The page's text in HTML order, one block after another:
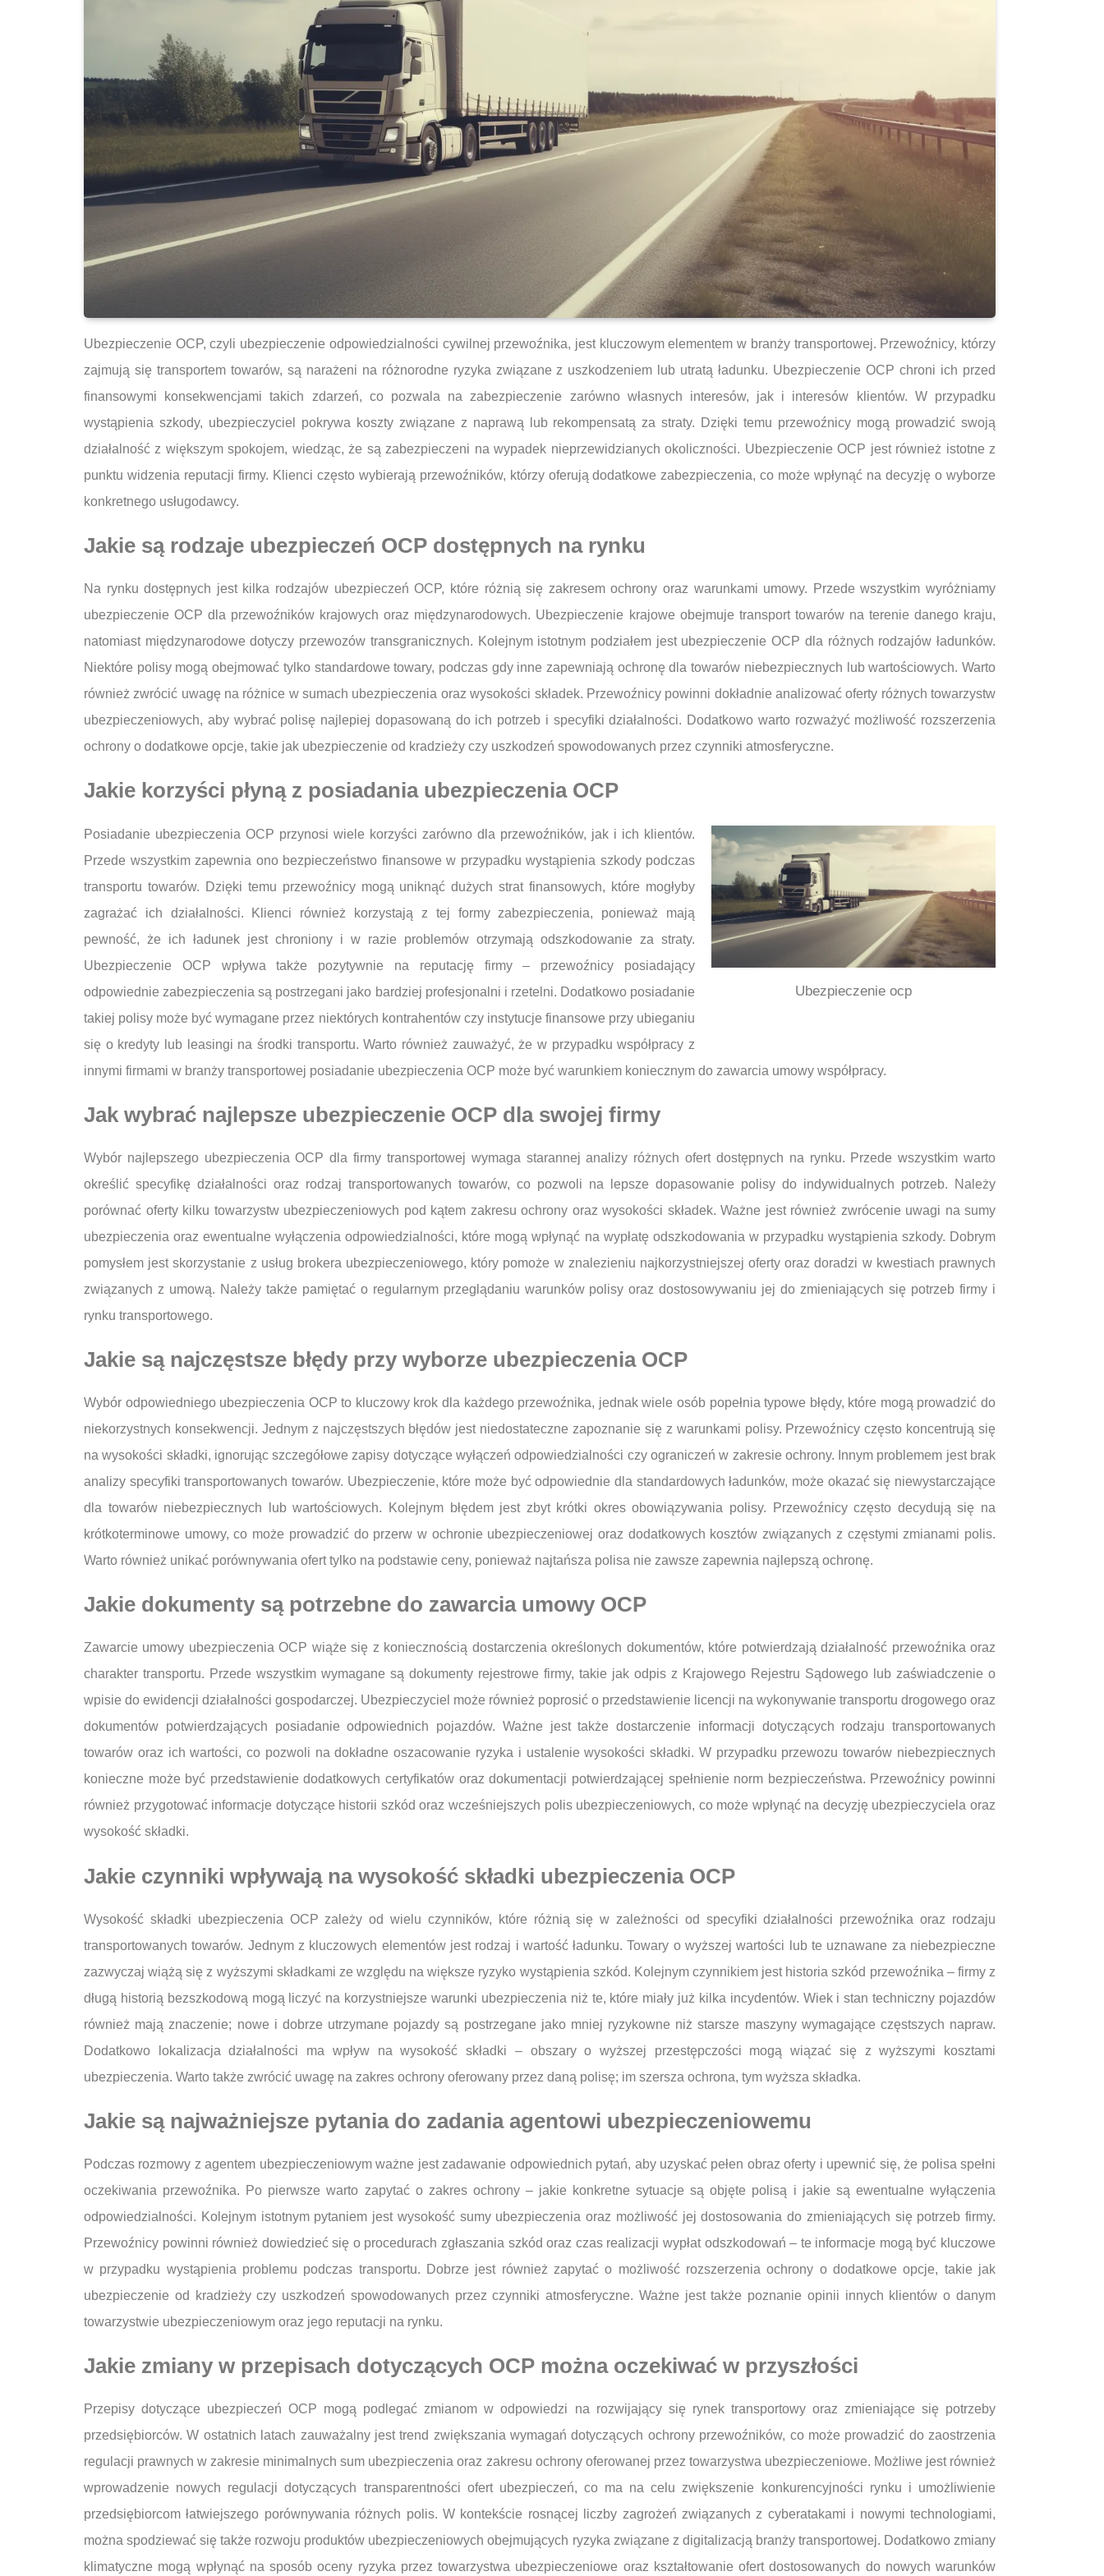
Ubezpieczenie OCP, czyli ubezpieczenie odpowiedzialności cywilnej przewoźnika, jest kluczowym elementem w branży transportowej. Przewoźnicy, którzy
zajmują się transportem towarów, są narażeni na różnorodne ryzyka związane z uszkodzeniem lub utratą ładunku. Ubezpieczenie OCP chroni ich przed
finansowymi konsekwencjami takich zdarzeń, co pozwala na zabezpieczenie zarówno własnych interesów, jak i interesów klientów. W przypadku
wystąpienia szkody, ubezpieczyciel pokrywa koszty związane z naprawą lub rekompensatą za straty. Dzięki temu przewoźnicy mogą prowadzić swoją
działalność z większym spokojem, wiedząc, że są zabezpieczeni na wypadek nieprzewidzianych okoliczności. Ubezpieczenie OCP jest również istotne z
punktu widzenia reputacji firmy. Klienci często wybierają przewoźników, którzy oferują dodatkowe zabezpieczenia, co może wpłynąć na decyzję o wyborze
konkretnego usługodawcy.
Jakie są rodzaje ubezpieczeń OCP dostępnych na rynku
Na rynku dostępnych jest kilka rodzajów ubezpieczeń OCP, które różnią się zakresem ochrony oraz warunkami umowy. Przede wszystkim wyróżniamy
ubezpieczenie OCP dla przewoźników krajowych oraz międzynarodowych. Ubezpieczenie krajowe obejmuje transport towarów na terenie danego kraju,
natomiast międzynarodowe dotyczy przewozów transgranicznych. Kolejnym istotnym podziałem jest ubezpieczenie OCP dla różnych rodzajów ładunków.
Niektóre polisy mogą obejmować tylko standardowe towary, podczas gdy inne zapewniają ochronę dla towarów niebezpiecznych lub wartościowych. Warto
również zwrócić uwagę na różnice w sumach ubezpieczenia oraz wysokości składek. Przewoźnicy powinni dokładnie analizować oferty różnych towarzystw
ubezpieczeniowych, aby wybrać polisę najlepiej dopasowaną do ich potrzeb i specyfiki działalności. Dodatkowo warto rozważyć możliwość rozszerzenia
ochrony o dodatkowe opcje, takie jak ubezpieczenie od kradzieży czy uszkodzeń spowodowanych przez czynniki atmosferyczne.
Jakie korzyści płyną z posiadania ubezpieczenia OCP
Ubezpieczenie ocp
Posiadanie ubezpieczenia OCP przynosi wiele korzyści zarówno dla przewoźników, jak i ich klientów.
Przede wszystkim zapewnia ono bezpieczeństwo finansowe w przypadku wystąpienia szkody podczas
transportu towarów. Dzięki temu przewoźnicy mogą uniknąć dużych strat finansowych, które mogłyby
zagrażać ich działalności. Klienci również korzystają z tej formy zabezpieczenia, ponieważ mają
pewność, że ich ładunek jest chroniony i w razie problemów otrzymają odszkodowanie za straty.
Ubezpieczenie OCP wpływa także pozytywnie na reputację firmy – przewoźnicy posiadający
odpowiednie zabezpieczenia są postrzegani jako bardziej profesjonalni i rzetelni. Dodatkowo posiadanie
takiej polisy może być wymagane przez niektórych kontrahentów czy instytucje finansowe przy ubieganiu
się o kredyty lub leasingi na środki transportu. Warto również zauważyć, że w przypadku współpracy z
innymi firmami w branży transportowej posiadanie ubezpieczenia OCP może być warunkiem koniecznym do zawarcia umowy współpracy.
Jak wybrać najlepsze ubezpieczenie OCP dla swojej firmy
Wybór najlepszego ubezpieczenia OCP dla firmy transportowej wymaga starannej analizy różnych ofert dostępnych na rynku. Przede wszystkim warto
określić specyfikę działalności oraz rodzaj transportowanych towarów, co pozwoli na lepsze dopasowanie polisy do indywidualnych potrzeb. Należy
porównać oferty kilku towarzystw ubezpieczeniowych pod kątem zakresu ochrony oraz wysokości składek. Ważne jest również zwrócenie uwagi na sumy
ubezpieczenia oraz ewentualne wyłączenia odpowiedzialności, które mogą wpłynąć na wypłatę odszkodowania w przypadku wystąpienia szkody. Dobrym
pomysłem jest skorzystanie z usług brokera ubezpieczeniowego, który pomoże w znalezieniu najkorzystniejszej oferty oraz doradzi w kwestiach prawnych
związanych z umową. Należy także pamiętać o regularnym przeglądaniu warunków polisy oraz dostosowywaniu jej do zmieniających się potrzeb firmy i
rynku transportowego.
Jakie są najczęstsze błędy przy wyborze ubezpieczenia OCP
Wybór odpowiedniego ubezpieczenia OCP to kluczowy krok dla każdego przewoźnika, jednak wiele osób popełnia typowe błędy, które mogą prowadzić do
niekorzystnych konsekwencji. Jednym z najczęstszych błędów jest niedostateczne zapoznanie się z warunkami polisy. Przewoźnicy często koncentrują się
na wysokości składki, ignorując szczegółowe zapisy dotyczące wyłączeń odpowiedzialności czy ograniczeń w zakresie ochrony. Innym problemem jest brak
analizy specyfiki transportowanych towarów. Ubezpieczenie, które może być odpowiednie dla standardowych ładunków, może okazać się niewystarczające
dla towarów niebezpiecznych lub wartościowych. Kolejnym błędem jest zbyt krótki okres obowiązywania polisy. Przewoźnicy często decydują się na
krótkoterminowe umowy, co może prowadzić do przerw w ochronie ubezpieczeniowej oraz dodatkowych kosztów związanych z częstymi zmianami polis.
Warto również unikać porównywania ofert tylko na podstawie ceny, ponieważ najtańsza polisa nie zawsze zapewnia najlepszą ochronę.
Jakie dokumenty są potrzebne do zawarcia umowy OCP
Zawarcie umowy ubezpieczenia OCP wiąże się z koniecznością dostarczenia określonych dokumentów, które potwierdzają działalność przewoźnika oraz
charakter transportu. Przede wszystkim wymagane są dokumenty rejestrowe firmy, takie jak odpis z Krajowego Rejestru Sądowego lub zaświadczenie o
wpisie do ewidencji działalności gospodarczej. Ubezpieczyciel może również poprosić o przedstawienie licencji na wykonywanie transportu drogowego oraz
dokumentów potwierdzających posiadanie odpowiednich pojazdów. Ważne jest także dostarczenie informacji dotyczących rodzaju transportowanych
towarów oraz ich wartości, co pozwoli na dokładne oszacowanie ryzyka i ustalenie wysokości składki. W przypadku przewozu towarów niebezpiecznych
konieczne może być przedstawienie dodatkowych certyfikatów oraz dokumentacji potwierdzającej spełnienie norm bezpieczeństwa. Przewoźnicy powinni
również przygotować informacje dotyczące historii szkód oraz wcześniejszych polis ubezpieczeniowych, co może wpłynąć na decyzję ubezpieczyciela oraz
wysokość składki.
Jakie czynniki wpływają na wysokość składki ubezpieczenia OCP
Wysokość składki ubezpieczenia OCP zależy od wielu czynników, które różnią się w zależności od specyfiki działalności przewoźnika oraz rodzaju
transportowanych towarów. Jednym z kluczowych elementów jest rodzaj i wartość ładunku. Towary o wyższej wartości lub te uznawane za niebezpieczne
zazwyczaj wiążą się z wyższymi składkami ze względu na większe ryzyko wystąpienia szkód. Kolejnym czynnikiem jest historia szkód przewoźnika – firmy z
długą historią bezszkodową mogą liczyć na korzystniejsze warunki ubezpieczenia niż te, które miały już kilka incydentów. Wiek i stan techniczny pojazdów
również mają znaczenie; nowe i dobrze utrzymane pojazdy są postrzegane jako mniej ryzykowne niż starsze maszyny wymagające częstszych napraw.
Dodatkowo lokalizacja działalności ma wpływ na wysokość składki – obszary o wyższej przestępczości mogą wiązać się z wyższymi kosztami
ubezpieczenia. Warto także zwrócić uwagę na zakres ochrony oferowany przez daną polisę; im szersza ochrona, tym wyższa składka.
Jakie są najważniejsze pytania do zadania agentowi ubezpieczeniowemu
Podczas rozmowy z agentem ubezpieczeniowym ważne jest zadawanie odpowiednich pytań, aby uzyskać pełen obraz oferty i upewnić się, że polisa spełni
oczekiwania przewoźnika. Po pierwsze warto zapytać o zakres ochrony – jakie konkretne sytuacje są objęte polisą i jakie są ewentualne wyłączenia
odpowiedzialności. Kolejnym istotnym pytaniem jest wysokość sumy ubezpieczenia oraz możliwość jej dostosowania do zmieniających się potrzeb firmy.
Przewoźnicy powinni również dowiedzieć się o procedurach zgłaszania szkód oraz czas realizacji wypłat odszkodowań – te informacje mogą być kluczowe
w przypadku wystąpienia problemu podczas transportu. Dobrze jest również zapytać o możliwość rozszerzenia ochrony o dodatkowe opcje, takie jak
ubezpieczenie od kradzieży czy uszkodzeń spowodowanych przez czynniki atmosferyczne. Ważne jest także poznanie opinii innych klientów o danym
towarzystwie ubezpieczeniowym oraz jego reputacji na rynku.
Jakie zmiany w przepisach dotyczących OCP można oczekiwać w przyszłości
Przepisy dotyczące ubezpieczeń OCP mogą podlegać zmianom w odpowiedzi na rozwijający się rynek transportowy oraz zmieniające się potrzeby
przedsiębiorców. W ostatnich latach zauważalny jest trend zwiększania wymagań dotyczących ochrony przewoźników, co może prowadzić do zaostrzenia
regulacji prawnych w zakresie minimalnych sum ubezpieczenia oraz zakresu ochrony oferowanej przez towarzystwa ubezpieczeniowe. Możliwe jest również
wprowadzenie nowych regulacji dotyczących transparentności ofert ubezpieczeń, co ma na celu zwiększenie konkurencyjności rynku i umożliwienie
przedsiębiorcom łatwiejszego porównywania różnych polis. W kontekście rosnącej liczby zagrożeń związanych z cyberatakami i nowymi technologiami,
można spodziewać się także rozwoju produktów ubezpieczeniowych obejmujących ryzyka związane z digitalizacją branży transportowej. Dodatkowo zmiany
klimatyczne mogą wpłynąć na sposób oceny ryzyka przez towarzystwa ubezpieczeniowe oraz kształtowanie ofert dostosowanych do nowych warunków